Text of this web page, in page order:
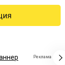
Реклама